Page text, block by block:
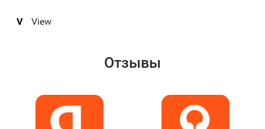
V View
Отзывы